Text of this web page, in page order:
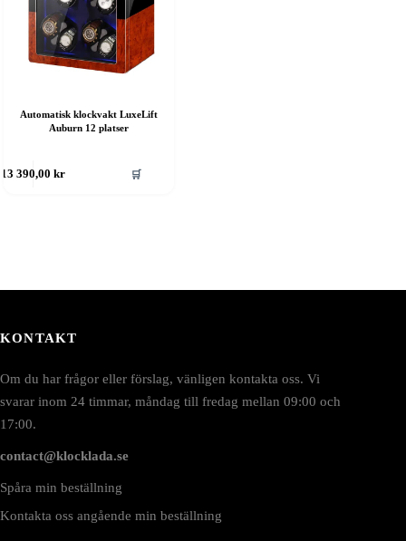
Automatisk klockvakt LuxeLift
Auburn 12 platser
13 390,00 kr 🛒
KONTAKT
Om du har frågor eller förslag, vänligen kontakta oss. Vi
svarar inom 24 timmar, måndag till fredag mellan 09:00 och
17:00.
contact@klocklada.se
Spåra min beställning
Kontakta oss angående min beställning